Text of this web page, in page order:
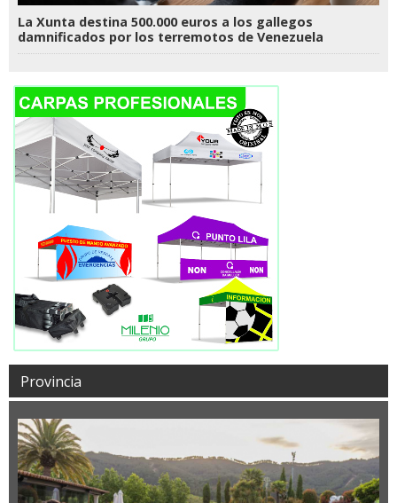
La Xunta destina 500.000 euros a los gallegos
damnificados por los terremotos de Venezuela
Provincia